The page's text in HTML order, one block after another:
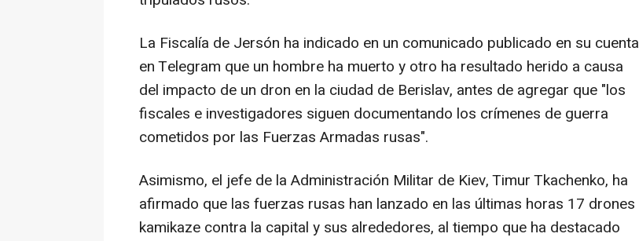
La Fiscalía de Jersón ha indicado en un comunicado publicado en su cuenta
en Telegram que un hombre ha muerto y otro ha resultado herido a causa
del impacto de un dron en la ciudad de Berislav, antes de agregar que "los
fiscales e investigadores siguen documentando los crímenes de guerra
cometidos por las Fuerzas Armadas rusas".
Asimismo, el jefe de la Administración Militar de Kiev, Timur Tkachenko, ha
afirmado que las fuerzas rusas han lanzado en las últimas horas 17 drones
kamikaze contra la capital y sus alrededores, al tiempo que ha destacado